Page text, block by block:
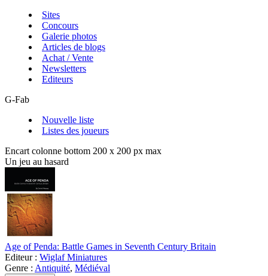
Sites
Concours
Galerie photos
Articles de blogs
Achat / Vente
Newsletters
Editeurs
G-Fab
Nouvelle liste
Listes des joueurs
Encart colonne bottom 200 x 200 px max
Un jeu au hasard
Age of Penda: Battle Games in Seventh Century Britain
Editeur : Wiglaf Miniatures
Genre : Antiquité, Médiéval